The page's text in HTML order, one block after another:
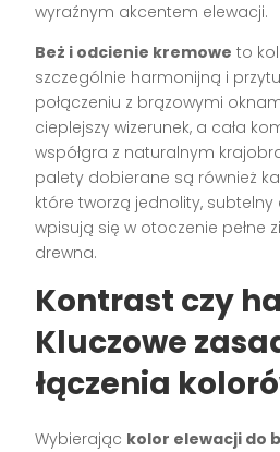
wyraźnym akcentem elewacji.
Beż i odcienie kremowe to
szczególnie harmonijną i
połączeniu z brązowymi
cieplejszy wizerunek, a cała
współgra z naturalnym
palety dobierane są również
które tworzą jednolity,
wpisują się w otoczenie pełne
drewna.
Kontrast czy
Kluczowe
łączenia
Wybierając kolor elewacji do